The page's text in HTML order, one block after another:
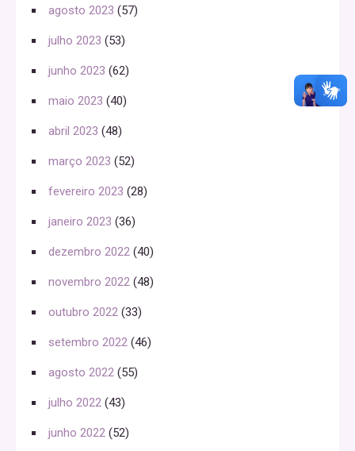
agosto 2023 (57)
julho 2023 (53)
junho 2023 (62)
maio 2023 (40)
abril 2023 (48)
março 2023 (52)
fevereiro 2023 (28)
janeiro 2023 (36)
dezembro 2022 (40)
novembro 2022 (48)
outubro 2022 (33)
setembro 2022 (46)
agosto 2022 (55)
julho 2022 (43)
junho 2022 (52)